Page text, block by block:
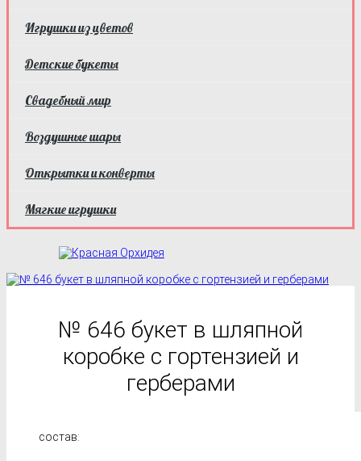
Игрушки из цветов
Детские букеты
Свадебный мир
Воздушные шары
Открытки и конверты
Мягкие игрушки
№ 646 букет в шляпной
коробке с гортензией и
герберами
состав: